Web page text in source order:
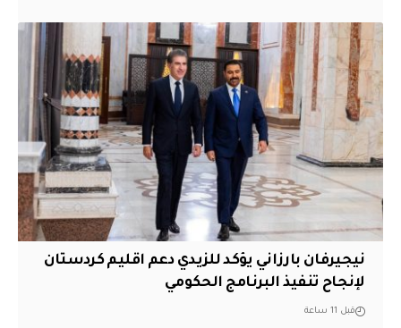
نيجيرفان بارزاني يؤكد للزيدي دعم اقليم ‏كردستان
لإنجاح تنفيذ البرنامج الحكومي
قبل 11 ساعة